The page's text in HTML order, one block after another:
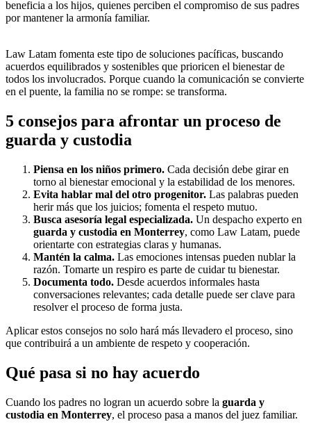
beneficia a los hijos, quienes perciben el compromiso de sus padres
por mantener la armonía familiar.
Law Latam fomenta este tipo de soluciones pacíficas, buscando
acuerdos equilibrados y sostenibles que prioricen el bienestar de
todos los involucrados. Porque cuando la comunicación se convierte
en el puente, la familia no se rompe: se transforma.
5 consejos para afrontar un proceso de
guarda y custodia
Piensa en los niños primero. Cada decisión debe girar en
torno al bienestar emocional y la estabilidad de los menores.
Evita hablar mal del otro progenitor. Las palabras pueden
herir más que los juicios; fomenta el respeto mutuo.
Busca asesoría legal especializada. Un despacho experto en
guarda y custodia en Monterrey, como Law Latam, puede
orientarte con estrategias claras y humanas.
Mantén la calma. Las emociones intensas pueden nublar la
razón. Tomarte un respiro es parte de cuidar tu bienestar.
Documenta todo. Desde acuerdos informales hasta
conversaciones relevantes; cada detalle puede ser clave para
resolver el proceso de forma justa.
Aplicar estos consejos no solo hará más llevadero el proceso, sino
que contribuirá a un ambiente de respeto y cooperación.
Qué pasa si no hay acuerdo
Cuando los padres no logran un acuerdo sobre la guarda y
custodia en Monterrey, el proceso pasa a manos del juez familiar.